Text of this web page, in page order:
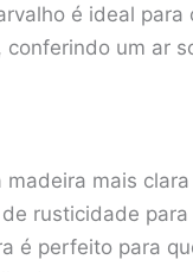
é ideal para
conferindo um ar
madeira mais
rusticidade para
é perfeito para